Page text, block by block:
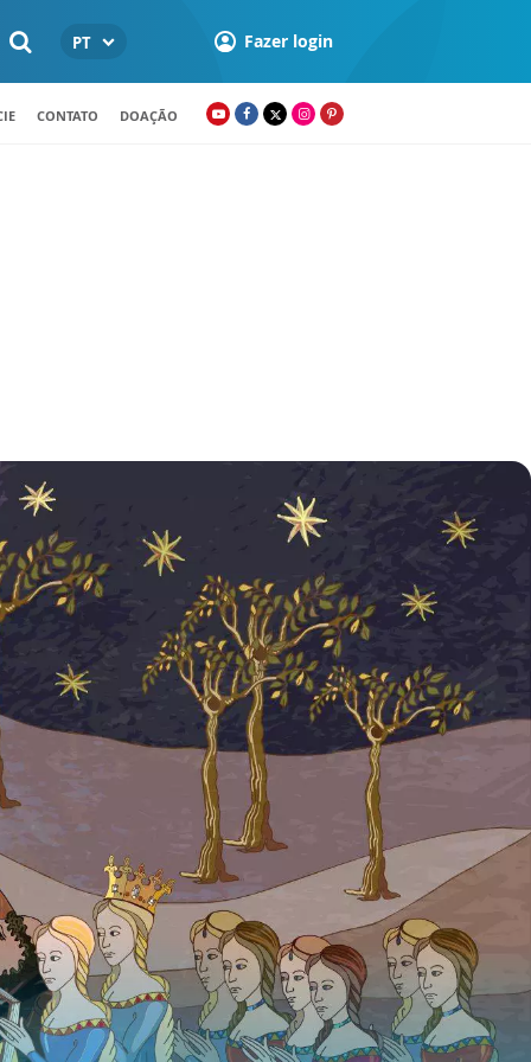
PT Fazer login
CONTATO DOAÇÃO